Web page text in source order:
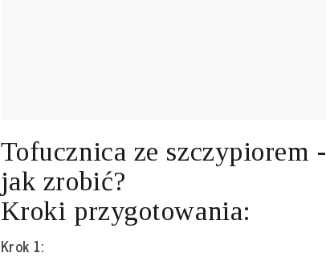
Tofucznica ze szczypiorem -
jak zrobić?
Kroki przygotowania:
Krok 1: